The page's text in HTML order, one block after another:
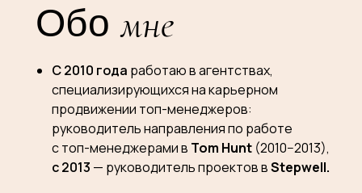
Обо мне
С 2010 года работаю в агентствах,
специализирующихся на карьерном
продвижении топ-менеджеров:
руководитель направления по работе
с топ-менеджерами в Tom Hunt (2010−2013),
с 2013 — руководитель проектов вStepwell.